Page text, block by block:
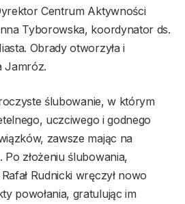
Centrum Aktywności
Tyborowska, koordynator ds.
Obrady otworzyła i
Jamróz.
ślubowanie, w którym
uczciwego i godnego
zawsze mając na
złożeniu ślubowania,
Rudnicki wręczył nowo
powołania, gratulując im